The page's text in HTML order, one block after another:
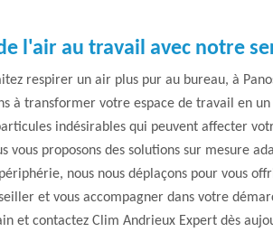
l'air au travail avec notre
respirer un air plus pur au bureau, à
à transformer votre espace de travail en
indésirables qui peuvent affecter
proposons des solutions sur mesure
nous nous déplaçons pour vous
et vous accompagner dans votre
et contactez Clim Andrieux Expert dès